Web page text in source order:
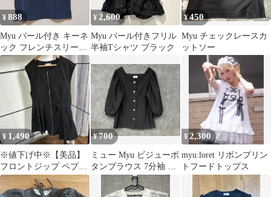
¥888
Myu パール付き キーネ
ック フレンチスリーブ
トップス M ネイビー
¥2,600
Myu パール付きフリル
半袖Tシャツ ブラック
¥450
Myu チェックレースカ
ットソー
¥ 1,490
※値下げ中※【美品】
フロントジップ ペプラ
ムジレ ベスト ブラック
FREE
¥700
ミュー Myu ビジューボ
タンブラウス 7分袖 ブ
ラック (F)
¥2,300
myu:loret リボンプリン
トフードトップス